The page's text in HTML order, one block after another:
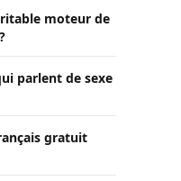
moteur de
parlent de sexe
gratuit